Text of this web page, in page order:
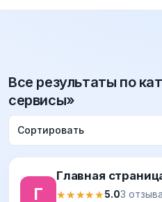
Все результаты по
сервисы»
Г
Главная
★★★★★
★★★★★5.03 отзыва